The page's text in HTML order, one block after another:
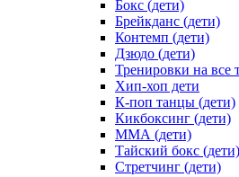
Бокс (дети)
Брейкданс (дети)
Контемп (дети)
Дзюдо (дети)
Тренировки на все
Хип-хоп дети
К-поп танцы (дети)
Кикбоксинг (дети)
ММА (дети)
Тайский бокс (дети)
Стретчинг (дети)